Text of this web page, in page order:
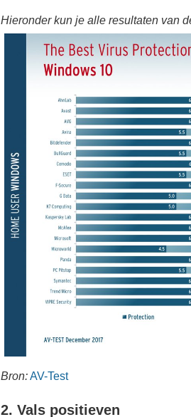
Hieronder kun je alle resultaten van
Bron:AV-Test
2. Vals positieven